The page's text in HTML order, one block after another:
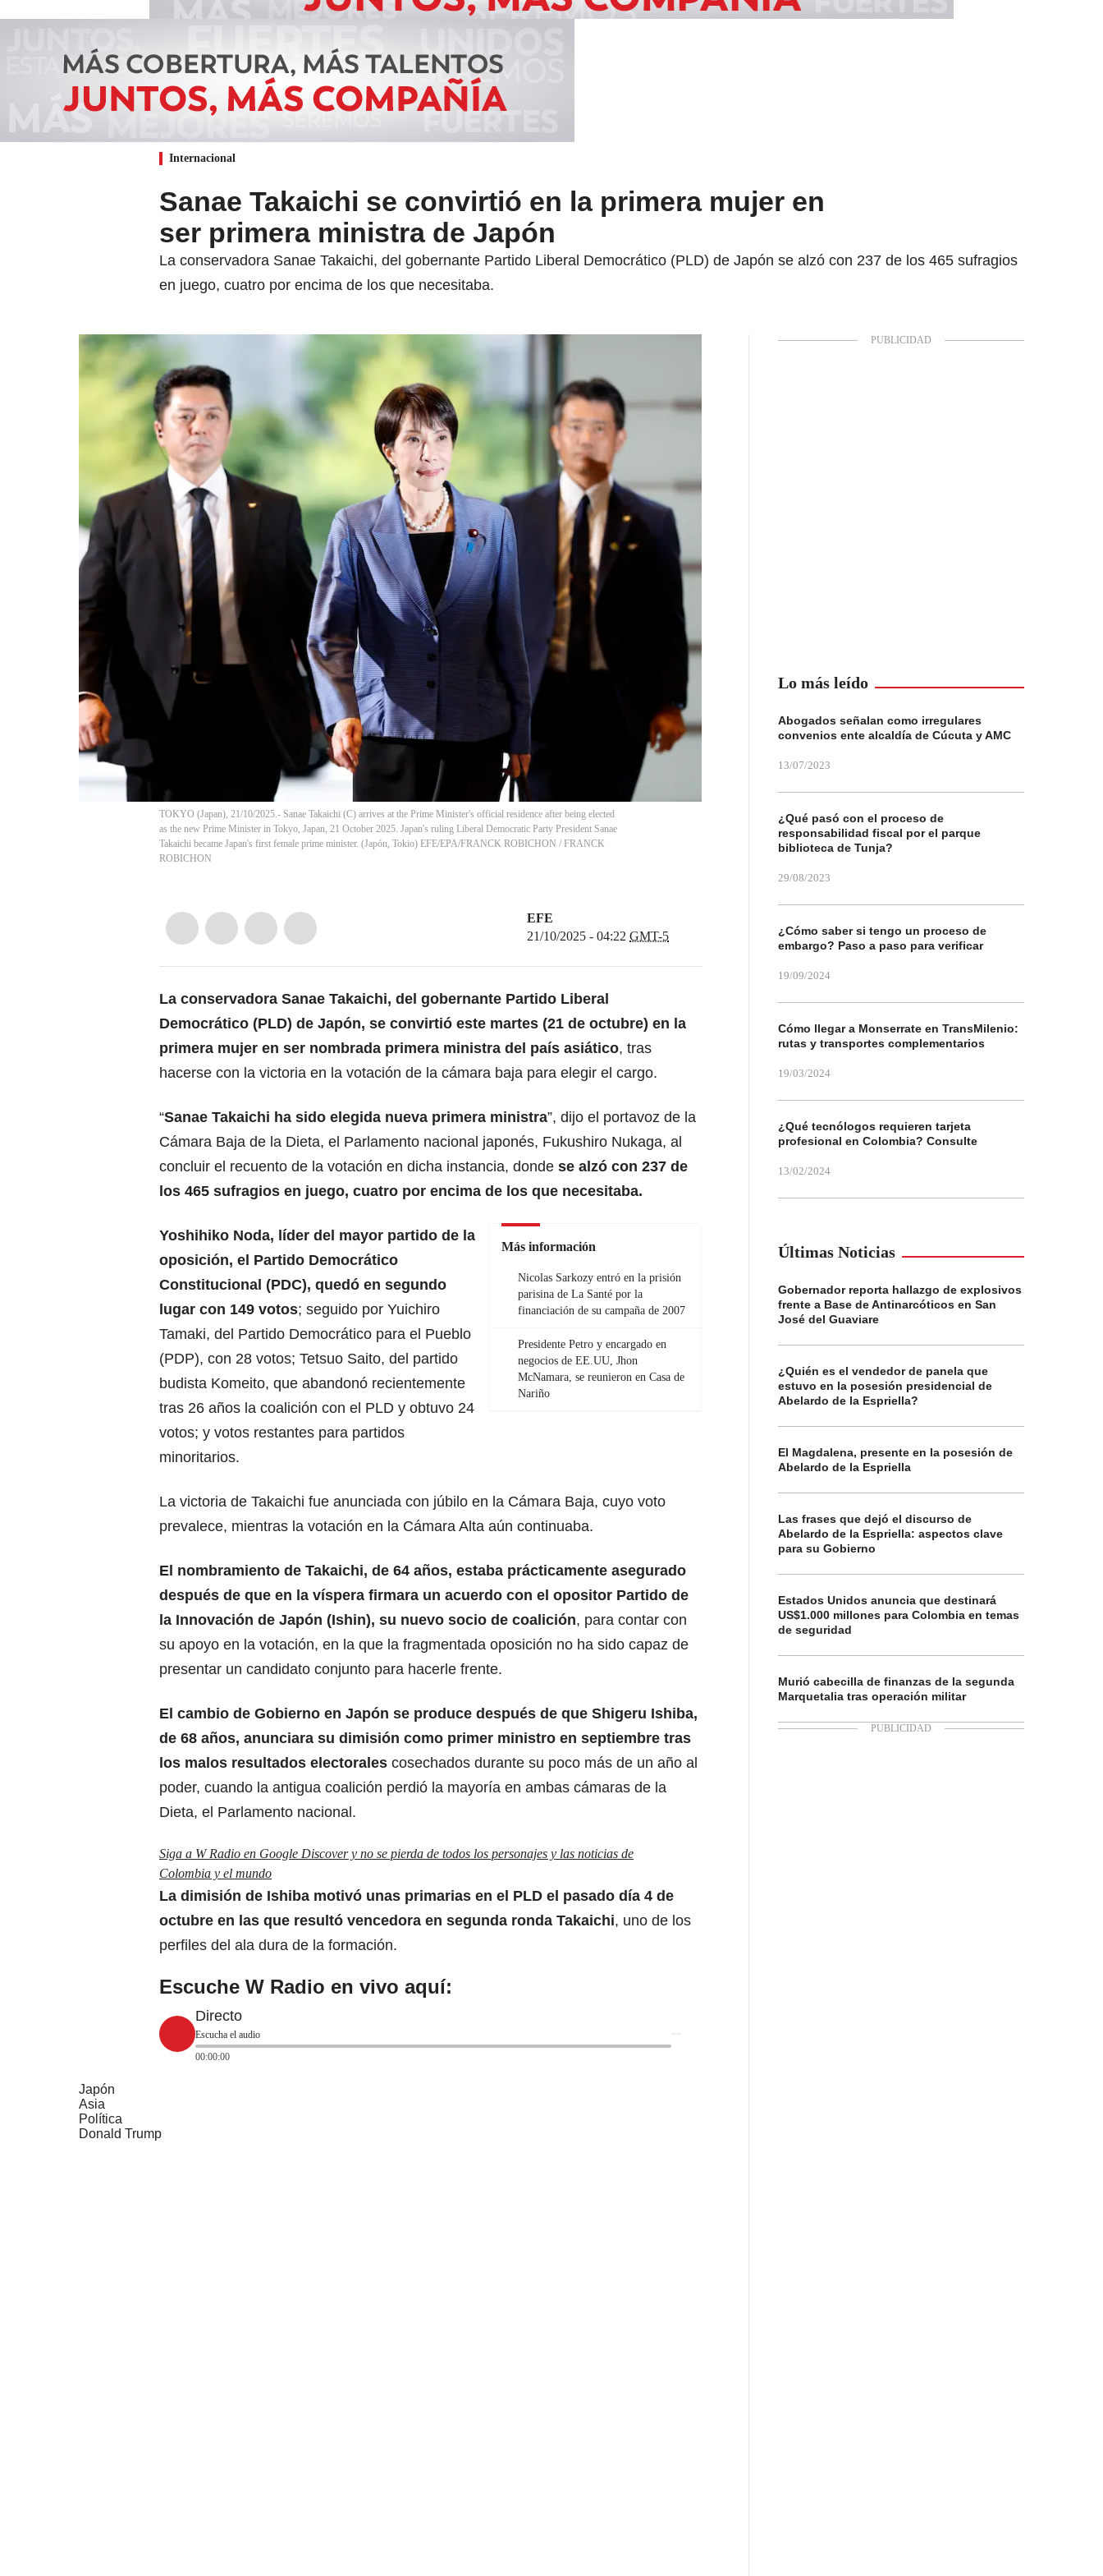
Internacional
Sanae Takaichi se convirtió en la primera mujer en
ser primera ministra de Japón
La conservadora Sanae Takaichi, del gobernante Partido Liberal Democrático (PLD) de Japón se alzó con 237 de los 465 sufragios
en juego, cuatro por encima de los que necesitaba.
TOKYO (Japan), 21/10/2025.- Sanae Takaichi (C) arrives at the Prime Minister's official residence after being elected
as the new Prime Minister in Tokyo, Japan, 21 October 2025. Japan's ruling Liberal Democratic Party President Sanae
Takaichi became Japan's first female prime minister. (Japón, Tokio) EFE/EPA/FRANCK ROBICHON / FRANCK
ROBICHON
EFE
21/10/2025 - 04:22 GMT-5
La conservadora Sanae Takaichi, del gobernante Partido Liberal
Democrático (PLD) de Japón, se convirtió este martes (21 de octubre) en la
primera mujer en ser nombrada primera ministra del país asiático, tras
hacerse con la victoria en la votación de la cámara baja para elegir el cargo.
“Sanae Takaichi ha sido elegida nueva primera ministra”, dijo el portavoz de la
Cámara Baja de la Dieta, el Parlamento nacional japonés, Fukushiro Nukaga, al
concluir el recuento de la votación en dicha instancia, donde se alzó con 237 de
los 465 sufragios en juego, cuatro por encima de los que necesitaba.
Más información
Nicolas Sarkozy entró en la prisión
parisina de La Santé por la
financiación de su campaña de 2007
Presidente Petro y encargado en
negocios de EE.UU, Jhon
McNamara, se reunieron en Casa de
Nariño
Yoshihiko Noda, líder del mayor partido de la
oposición, el Partido Democrático
Constitucional (PDC), quedó en segundo
lugar con 149 votos; seguido por Yuichiro
Tamaki, del Partido Democrático para el Pueblo
(PDP), con 28 votos; Tetsuo Saito, del partido
budista Komeito, que abandonó recientemente
tras 26 años la coalición con el PLD y obtuvo 24
votos; y votos restantes para partidos
minoritarios.
La victoria de Takaichi fue anunciada con júbilo en la Cámara Baja, cuyo voto
prevalece, mientras la votación en la Cámara Alta aún continuaba.
El nombramiento de Takaichi, de 64 años, estaba prácticamente asegurado
después de que en la víspera firmara un acuerdo con el opositor Partido de
la Innovación de Japón (Ishin), su nuevo socio de coalición, para contar con
su apoyo en la votación, en la que la fragmentada oposición no ha sido capaz de
presentar un candidato conjunto para hacerle frente.
El cambio de Gobierno en Japón se produce después de que Shigeru Ishiba,
de 68 años, anunciara su dimisión como primer ministro en septiembre tras
los malos resultados electorales cosechados durante su poco más de un año al
poder, cuando la antigua coalición perdió la mayoría en ambas cámaras de la
Dieta, el Parlamento nacional.
Siga a W Radio en Google Discover y no se pierda de todos los personajes y las noticias de
Colombia y el mundo
La dimisión de Ishiba motivó unas primarias en el PLD el pasado día 4 de
octubre en las que resultó vencedora en segunda ronda Takaichi, uno de los
perfiles del ala dura de la formación.
Escuche W Radio en vivo aquí:
Directo
Escucha el audio
00:00:00
Japón
Asia
Política
Donald Trump
Lo más leído
Abogados señalan como irregulares
convenios ente alcaldía de Cúcuta y AMC
13/07/2023
¿Qué pasó con el proceso de
responsabilidad fiscal por el parque
biblioteca de Tunja?
29/08/2023
¿Cómo saber si tengo un proceso de
embargo? Paso a paso para verificar
19/09/2024
Cómo llegar a Monserrate en TransMilenio:
rutas y transportes complementarios
19/03/2024
¿Qué tecnólogos requieren tarjeta
profesional en Colombia? Consulte
13/02/2024
Últimas Noticias
Gobernador reporta hallazgo de explosivos
frente a Base de Antinarcóticos en San
José del Guaviare
¿Quién es el vendedor de panela que
estuvo en la posesión presidencial de
Abelardo de la Espriella?
El Magdalena, presente en la posesión de
Abelardo de la Espriella
Las frases que dejó el discurso de
Abelardo de la Espriella: aspectos clave
para su Gobierno
Estados Unidos anuncia que destinará
US$1.000 millones para Colombia en temas
de seguridad
Murió cabecilla de finanzas de la segunda
Marquetalia tras operación militar